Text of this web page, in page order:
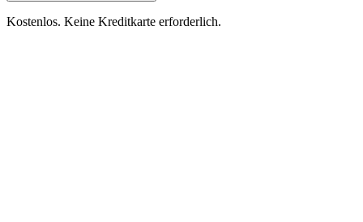
Kostenlos. Keine Kreditkarte erforderlich.